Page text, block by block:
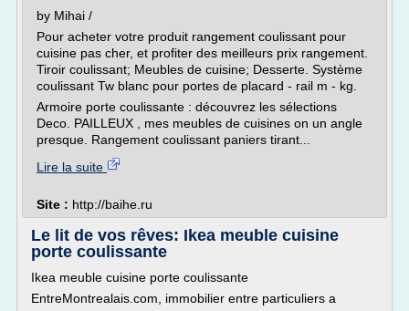
by Mihai /
Pour acheter votre produit rangement coulissant pour
cuisine pas cher, et profiter des meilleurs prix rangement.
Tiroir coulissant; Meubles de cuisine; Desserte. Système
coulissant Tw blanc pour portes de placard - rail m - kg.
Armoire porte coulissante : découvrez les sélections
Deco. PAILLEUX , mes meubles de cuisines on un angle
presque. Rangement coulissant paniers tirant...
Lire la suite
Site : http://baihe.ru
Le lit de vos rêves: Ikea meuble cuisine
porte coulissante
Ikea meuble cuisine porte coulissante
EntreMontrealais.com, immobilier entre particuliers a